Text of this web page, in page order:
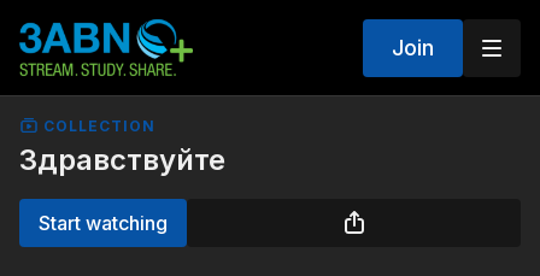
Join
COLLECTION
Здравствуйте
Start watching